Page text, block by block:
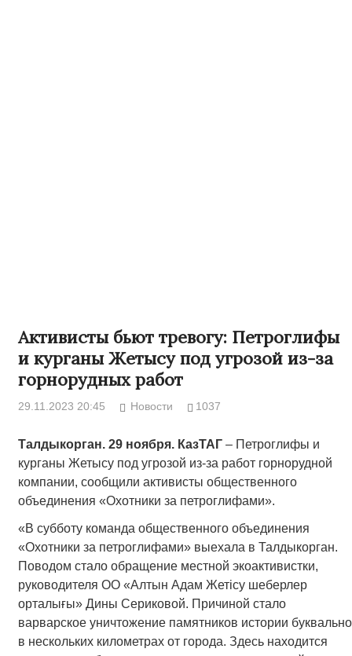
Активисты бьют тревогу: Петроглифы
и курганы Жетысу под угрозой из-за
горнорудных работ
29.11.2023 20:45 Новости 1037
Талдыкорган. 29 ноября. КазТАГ – Петроглифы и
курганы Жетысу под угрозой из-за работ горнорудной
компании, сообщили активисты общественного
объединения «Охотники за петроглифами».
«В субботу команда общественного объединения
«Охотники за петроглифами» выехала в Талдыкорган.
Поводом стало обращение местной экоактивистки,
руководителя ОО «Алтын Адам Жетісу шеберлер
орталығы» Дины Сериковой. Причиной стало
варварское уничтожение памятников истории буквально
в нескольких километрах от города. Здесь находится